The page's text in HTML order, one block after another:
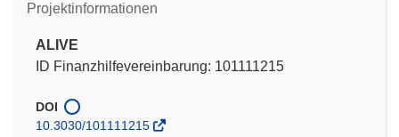
Projektinformationen
ALIVE
ID Finanzhilfevereinbarung: 101111215
DOI
10.3030/101111215